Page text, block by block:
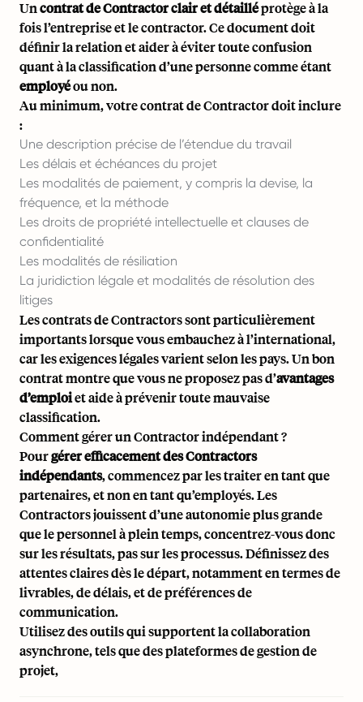
Uncontrat de Contractor clair et détailléprotège à la
fois l’entreprise et le contractor. Ce document doit
définir la relation et aider à éviter toute confusion
quant à la classification d’une personne comme étant
employéou non.
Au minimum, votre contrat de Contractor doit inclure
:
Une description précise de l’étendue du travail
Les délais et échéances du projet
Les modalités de paiement, y compris la devise, la
fréquence, et la méthode
Les droits de propriété intellectuelle et clauses de
confidentialité
Les modalités de résiliation
La juridiction légale et modalités de résolution des
litiges
Les contrats de Contractors sont particulièrement
importants lorsque vous embauchez à l’international,
car les exigences légales varient selon les pays. Un bon
contrat montre que vous ne proposez pas d’avantages
d’emploiet aide à prévenir toute mauvaise
classification.
Comment gérer un Contractor indépendant ?
Pourgérer efficacement des Contractors
indépendants, commencez par les traiter en tant que
partenaires, et non en tant qu’employés. Les
Contractors jouissent d’une autonomie plus grande
que le personnel à plein temps, concentrez-vous donc
sur les résultats, pas sur les processus. Définissez des
attentes claires dès le départ, notamment en termes de
livrables, de délais, et de préférences de
communication.
Utilisez des outils qui supportent la collaboration
asynchrone, tels que des plateformes de gestion de
projet,